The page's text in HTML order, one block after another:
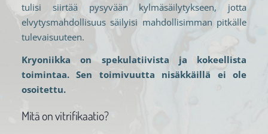
tulisi siirtää pysyvään kylmäsäilytykseen, jotta
elvytysmahdollisuus säilyisi mahdollisimman pitkälle
tulevaisuuteen.
Kryoniikka on spekulatiivista ja kokeellista
toimintaa. Sen toimivuutta nisäkkäillä ei ole
osoitettu.
Mitä on vitrifikaatio?